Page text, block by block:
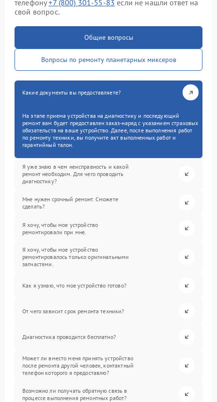
телефону+7 (800) 301-55-83 если не нашли ответ на
свой вопрос.
Общие вопросы
Вопросы по ремонту планетарных миксеров
Какие документы вы предоставляете?
На этапе приема устройства на диагностику и последующий
ремонт вам будет предоставлен заказ-наряд с указанием страховых
обязательств на ваше устройство. Далее, после выполнения работ
по ремонту техники, вы получите акт выполненных работ и
гарантийный талон.
Я уже знаю в чем неисправность и какой
ремонт необходим. Для чего проводить
диагностику?
Мне нужен срочный ремонт. Сможете
сделать?
Я хочу, чтобы мое устройство
ремонтировали при мне.
Я хочу, чтобы мое устройство
ремонтировалось только оригинальными
запчастями.
Как я узнаю, что мое устройство готово?
От чего зависит срок ремонта техники?
Диагностика проводится бесплатно?
Может ли вместо меня принять устройство
после ремонта другой человек, контактный
телефон которого я предоставлю?
Возможно ли получать обратную связь в
процессе выполнения ремонтных работ?